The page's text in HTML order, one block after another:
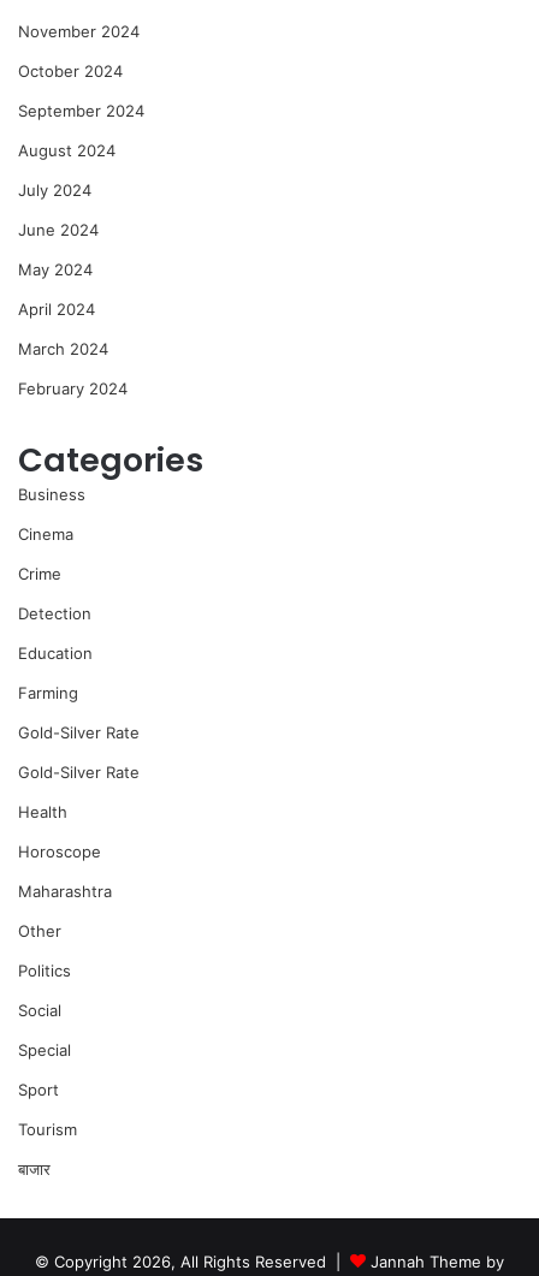
November 2024
October 2024
September 2024
August 2024
July 2024
June 2024
May 2024
April 2024
March 2024
February 2024
Categories
Business
Cinema
Crime
Detection
Education
Farming
Gold-Silver Rate
Gold-Silver Rate
Health
Horoscope
Maharashtra
Other
Politics
Social
Special
Sport
Tourism
बाजार
© Copyright 2026, All Rights Reserved | Jannah Theme by